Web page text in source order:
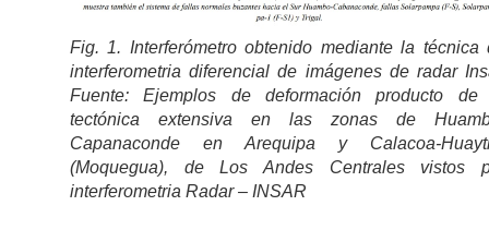
Fig. 1. Interferómetro obtenido mediante la técnica
interferometria diferencial de imágenes de radar
Fuente: Ejemplos de deformación producto de
tectónica extensiva en las zonas de
Capanaconde en Arequipa y Calacoa-
(Moquegua), de Los Andes Centrales vistos
interferometria Radar – INSAR